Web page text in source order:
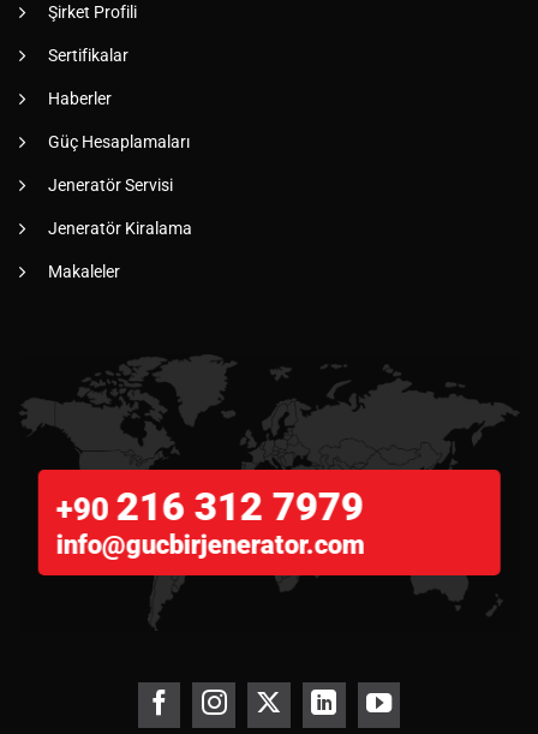
Şirket Profili
Sertifikalar
Haberler
Güç Hesaplamaları
Jeneratör Servisi
Jeneratör Kiralama
Makaleler
+90 216 312 7979
info@gucbirjenerator.com